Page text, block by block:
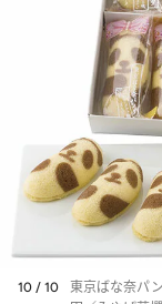
10 / 10
東京ばな奈パ